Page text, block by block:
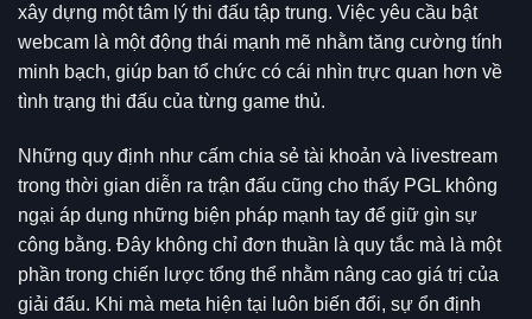
xây dựng một tâm lý thi đấu tập trung. Việc yêu cầu bật
webcam là một động thái mạnh mẽ nhằm tăng cường tính
minh bạch, giúp ban tổ chức có cái nhìn trực quan hơn về
tình trạng thi đấu của từng game thủ.
Những quy định như cấm chia sẻ tài khoản và livestream
trong thời gian diễn ra trận đấu cũng cho thấy PGL không
ngại áp dụng những biện pháp mạnh tay để giữ gìn sự
công bằng. Đây không chỉ đơn thuần là quy tắc mà là một
phần trong chiến lược tổng thể nhằm nâng cao giá trị của
giải đấu. Khi mà meta hiện tại luôn biến đổi, sự ổn định